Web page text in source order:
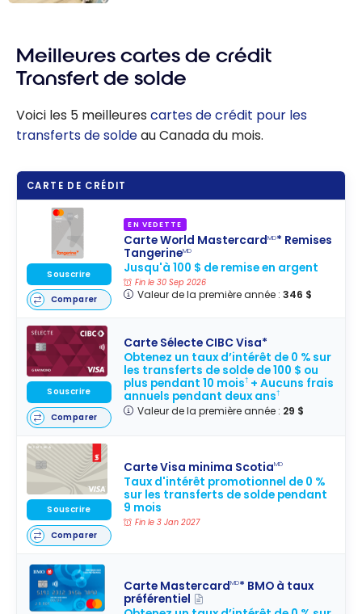
crédit Scène+ -
Août 2026
Meilleures cartes de crédit
Transfert de solde
Voici les 5 meilleures cartes de crédit pour les
transferts de soldeau Canada du mois.
CARTE DE CRÉDIT
EN VEDETTE
Carte World MastercardMD* Remises
TangerineMD
Jusqu'à 100 $ de remise en argent
Fin le 30 Sep 2026
Valeur de la première année : 346 $
Souscrire
Comparer
Carte Sélecte CIBC Visa*
Obtenez un taux d’intérêt de 0 % sur
les transferts de solde de 100 $ ou
plus pendant 10 mois† + Aucuns frais
annuels pendant deux ans†
Valeur de la première année : 29 $
Souscrire
Comparer
Carte Visa minima ScotiaMD
Taux d'intérêt promotionnel de 0 %
sur les transferts de solde pendant
9 mois
Fin le 3 Jan 2027
Souscrire
Comparer
Carte MastercardMD* BMO à taux
préférentiel